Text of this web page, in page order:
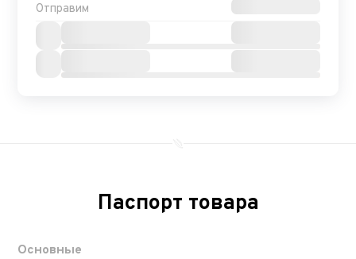
Отправим
Паспорт товара
Основные